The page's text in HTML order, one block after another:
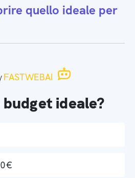
quello ideale per
FASTWEBAI
ideale?